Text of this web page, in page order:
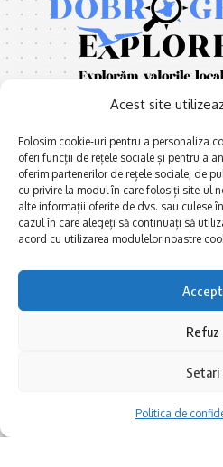
Acest site
Folosim cookie-uri pentru a personaliza
oferi funcții de rețele sociale și pentru a
oferim partenerilor de rețele sociale, de
cu privire la modul în care folosiți site-ul
alte informații oferite de dvs. sau culese
cazul în care alegeți să continuați să
acord cu utilizarea modulelor noastre
Accept
Refuz
Setari
Politica de
E xplorăm Dobrogea,
Explorăm valorile locale:
Deltă, Litoral, cele mai mari
lacuri, cele mai vechi orașe,
multe etnii, CELE MAI